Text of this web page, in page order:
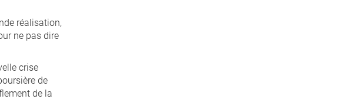
réalisation,
ne pas dire
crise
de
de la